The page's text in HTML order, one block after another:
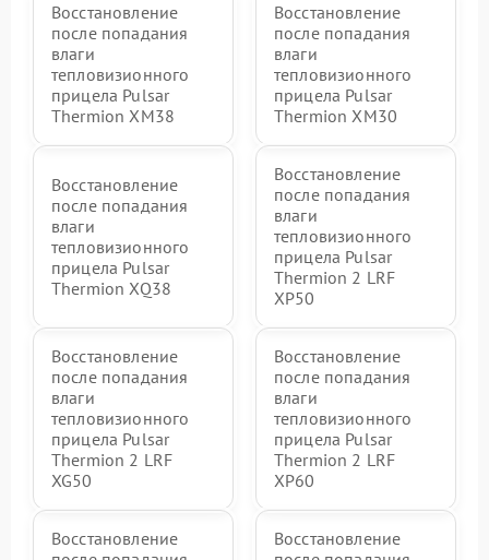
Восстановление
после попадания
влаги
тепловизионного
прицела Pulsar
Thermion XM38
Восстановление
после попадания
влаги
тепловизионного
прицела Pulsar
Thermion XM30
Восстановление
после попадания
влаги
тепловизионного
прицела Pulsar
Thermion XQ38
Восстановление
после попадания
влаги
тепловизионного
прицела Pulsar
Thermion 2 LRF
XP50
Восстановление
после попадания
влаги
тепловизионного
прицела Pulsar
Thermion 2 LRF
XG50
Восстановление
после попадания
влаги
тепловизионного
прицела Pulsar
Thermion 2 LRF
XP60
Восстановление
Восстановление